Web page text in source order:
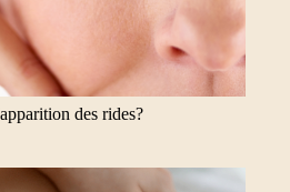
des rides?